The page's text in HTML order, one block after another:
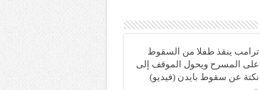
ترامب ينقذ طفلا من السقوط
على المسرح ويحول الموقف إلى
نكتة عن سقوط بايدن (فيديو)